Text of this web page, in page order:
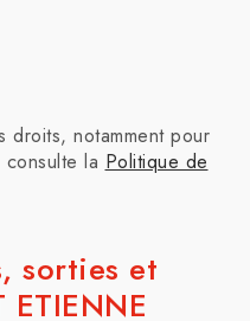
droits, notamment pour
la Politique de
sorties et